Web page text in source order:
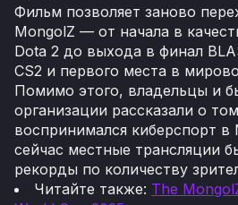
Фильм позволяет заново
MongolZ — от начала в
Dota 2 до выхода в финал
CS2 и первого места в
Помимо этого, владельцы и
организации рассказали о
воспринимался киберспорт в
сейчас местные трансляции
рекорды по количеству
Читайте также: The